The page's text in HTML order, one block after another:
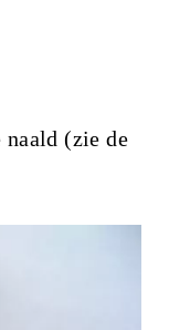
naald (zie de